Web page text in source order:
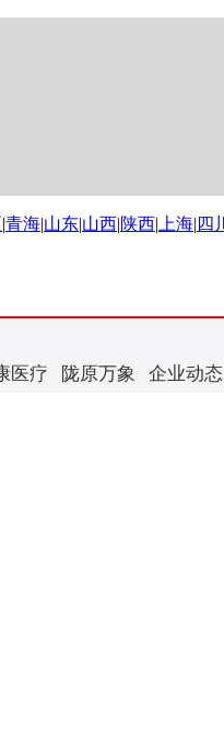
|青海|山东|山西|陕西| 上海| 四川
医疗 陇原万象 企业动态